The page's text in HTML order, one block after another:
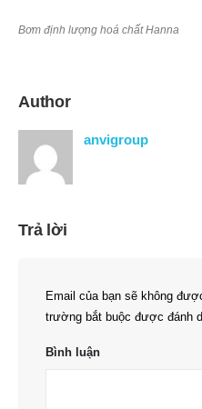
Bơm định lượng hoá chất Hanna
Author
anvigroup
Trả lời
Email của bạn sẽ không
trường bắt buộc được đánh
Bình luận